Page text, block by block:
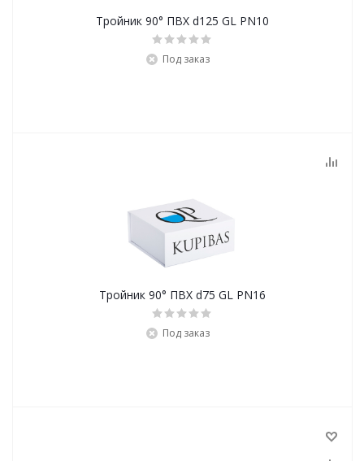
Тройник 90° ПВХ d125 GL PN10
Под заказ
Тройник 90° ПВХ d75 GL PN16
Под заказ